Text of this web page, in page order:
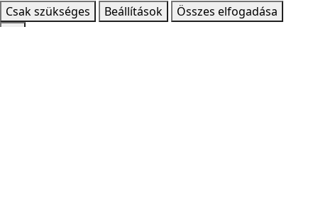
Csak szükséges
Beállítások
Összes elfogadása